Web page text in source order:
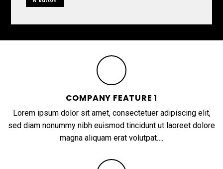
COMPANY FEATURE 1
Lorem ipsum dolor sit amet, consectetuer adipiscing elit,
sed diam nonummy nibh euismod tincidunt ut laoreet dolore
magna aliquam erat volutpat….